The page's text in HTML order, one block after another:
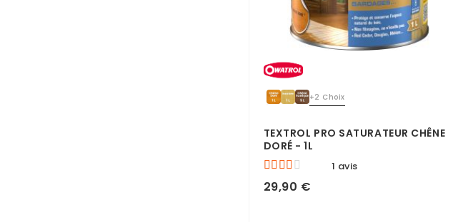
+2 Choix
TEXTROL PRO SATURATEUR CHÊNE
DORÉ - 1L
1 avis
29,90 €